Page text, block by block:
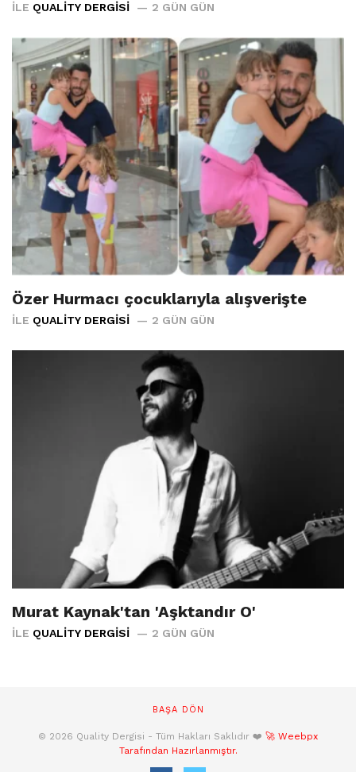
İLE QUALITY DERGISI 2 GÜN GÜN
Özer Hurmacı çocuklarıyla alışverişte
İLE QUALITY DERGISI 2 GÜN GÜN
Murat Kaynak'tan 'Aşktandır O'
İLE QUALITY DERGISI 2 GÜN GÜN
BAŞA DÖN
© 2026 Quality Dergisi - Tüm Hakları Saklıdır ❤️ 🚀 Weebpx
Tarafından Hazırlanmıştır.